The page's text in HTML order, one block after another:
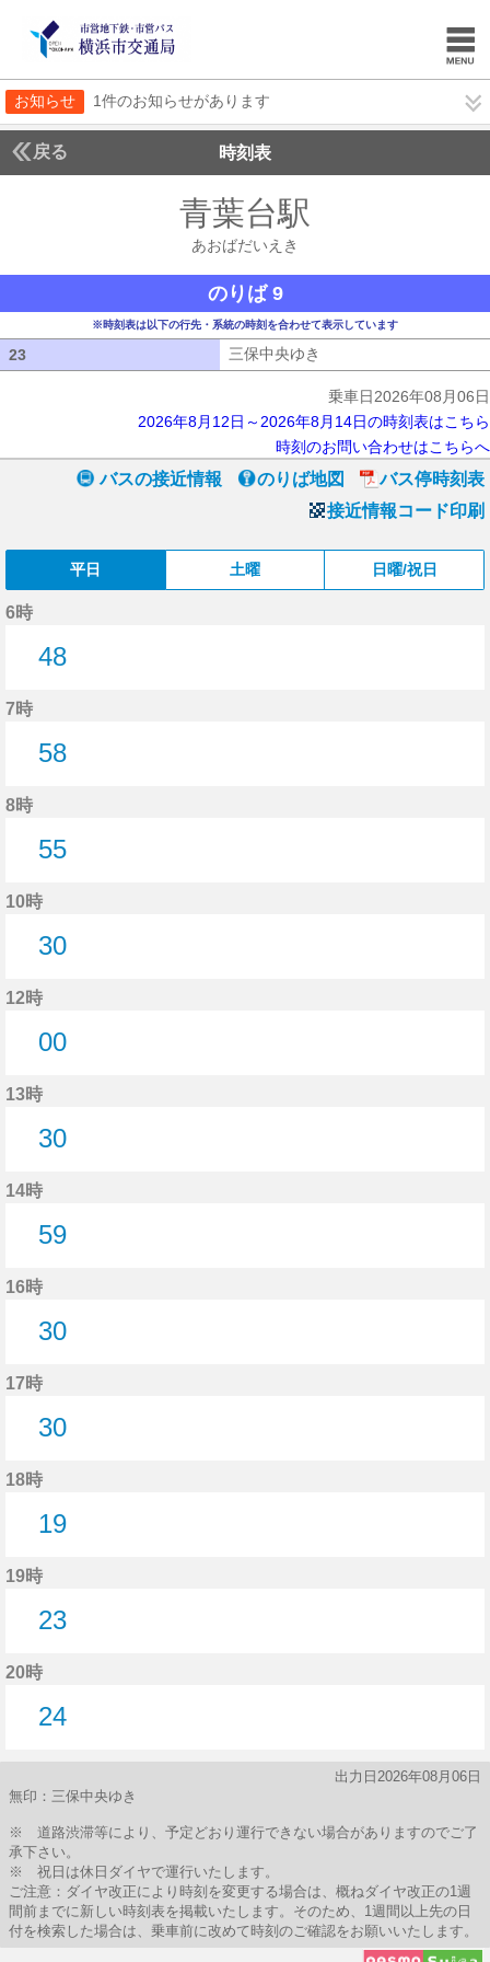
お知らせ 1件のお知らせがあります
戻る 時刻表
青葉台駅
あおばだいえき
のりば 9
※時刻表は以下の行先・系統の時刻を合わせて表示しています
23 三保中央ゆき
乗車日2026年08月06日
2026年8月12日～2026年8月14日の時刻表はこちら
時刻のお問い合わせはこちらへ
バスの接近情報 のりば地図
バス停時刻表
接近情報コード印刷
平日 土曜 日曜/祝日
6時
48
7時
58
8時
55
10時
30
12時
00
13時
30
14時
59
16時
30
17時
30
18時
19
19時
23
20時
24
出力日2026年08月06日
無印：三保中央ゆき
※ 道路渋滞等により、予定どおり運行できない場合がありますのでご了
承下さい。
※ 祝日は休日ダイヤで運行いたします。
ご注意：ダイヤ改正により時刻を変更する場合は、概ねダイヤ改正の1週
間前までに新しい時刻表を掲載いたします。そのため、1週間以上先の日
付を検索した場合は、乗車前に改めて時刻のご確認をお願いいたします。